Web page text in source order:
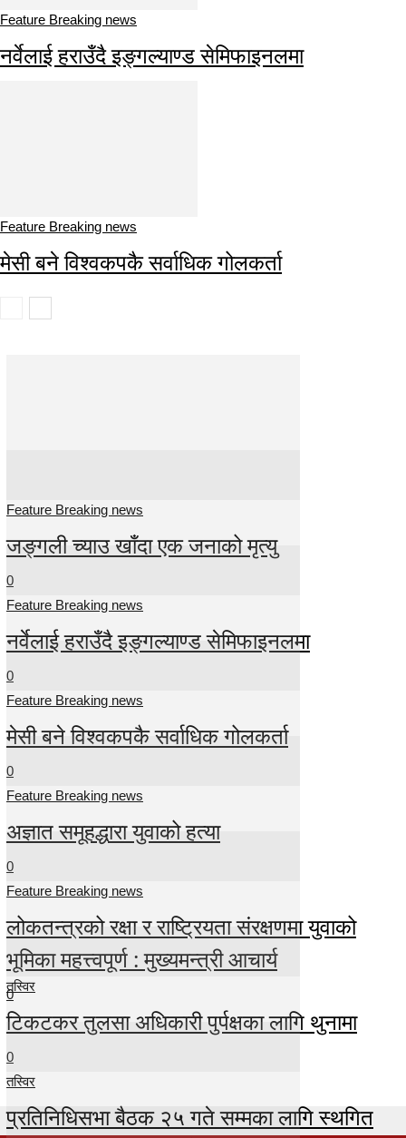
Feature Breaking news
नर्वेलाई हराउँदै इङ्गल्याण्ड सेमिफाइनलमा
Feature Breaking news
मेसी बने विश्वकपकै सर्वाधिक गोलकर्ता
Feature Breaking news
जङ्गली च्याउ खाँदा एक जनाको मृत्यु
0
Feature Breaking news
नर्वेलाई हराउँदै इङ्गल्याण्ड सेमिफाइनलमा
0
Feature Breaking news
मेसी बने विश्वकपकै सर्वाधिक गोलकर्ता
0
Feature Breaking news
अज्ञात समूहद्धारा युवाको हत्या
0
Feature Breaking news
लोकतन्त्रको रक्षा र राष्ट्रियता संरक्षणमा युवाको
भूमिका महत्त्वपूर्ण : मुख्यमन्त्री आचार्य
0
तस्विर
टिकटकर तुलसा अधिकारी पुर्पक्षका लागि थुनामा
0
तस्विर
प्रतिनिधिसभा बैठक २५ गते सम्मका लागि स्थगित